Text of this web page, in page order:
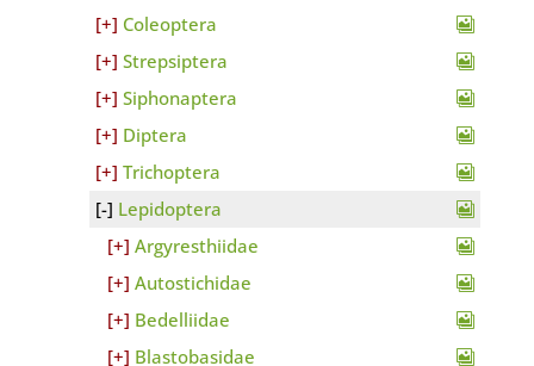
Coleoptera
Strepsiptera
Siphonaptera
Diptera
Trichoptera
Lepidoptera
Argyresthiidae
Autostichidae
Bedelliidae
Blastobasidae